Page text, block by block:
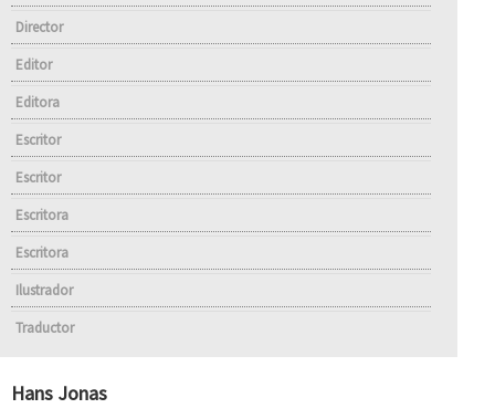
Director
Editor
Editora
Escritor
Escritor
Escritora
Escritora
Ilustrador
Traductor
Hans Jonas